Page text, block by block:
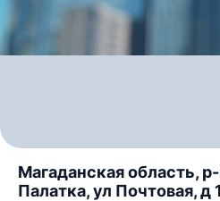
Магаданская область,
Палатка, ул Почтовая, д